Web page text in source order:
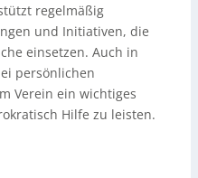
regelmäßig
und Initiativen, die
einsetzen. Auch in
persönlichen
Verein ein wichtiges
Hilfe zu leisten.